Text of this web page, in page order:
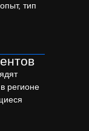
тип
регионе